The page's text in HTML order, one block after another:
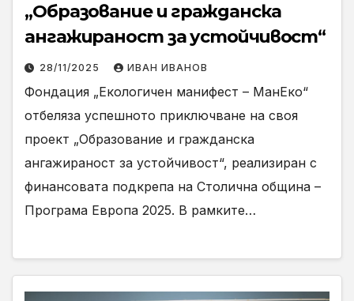
„Образование и гражданска
ангажираност за устойчивост“
28/11/2025 ИВАН ИВАНОВ
Фондация „Екологичен манифест – МанЕко“
отбеляза успешното приключване на своя
проект „Образование и гражданска
ангажираност за устойчивост“, реализиран с
финансовата подкрепа на Столична община –
Програма Европа 2025. В рамките…